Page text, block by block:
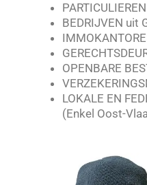
BEDRIJVEN uit
OPENBARE
LOKALE EN
(Enkel Oost-